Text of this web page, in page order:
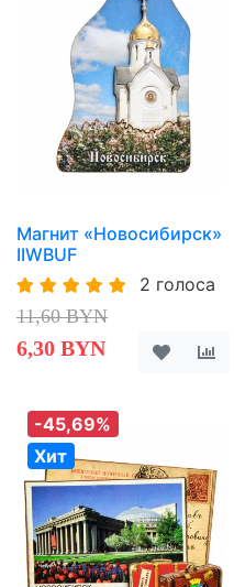
Магнит «Новосибирск»
IIWBUF
2 голоса
11,60 BYN
6,30 BYN
-45,69%
Хит